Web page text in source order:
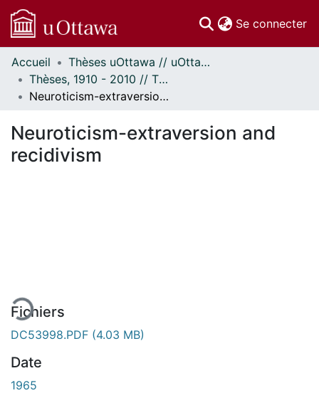
Se connecter
Communautés
et collections
Parcourir
À propos
Accueil
Thèses uOttawa // uOttawa Theses
Thèses, 1910 - 2010 // Theses, 1910 - 2010
Neuroticism-extraversion and recidivism
Neuroticism-extraversion and
recidivism
Fichiers
DC53998.PDF (4.03 MB)
Date
1965